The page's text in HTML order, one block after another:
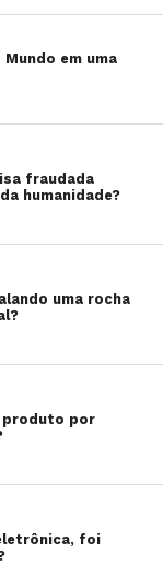
em uma
fraudada
humanidade?
uma rocha
produto por
foi